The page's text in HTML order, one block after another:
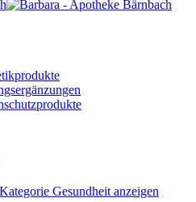
Gesundheit anzeigen